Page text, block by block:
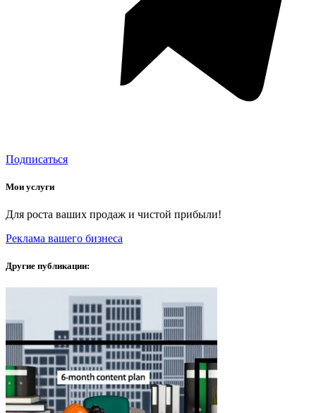
Подписаться
Мои услуги
Для роста ваших продаж и чистой прибыли!
Реклама вашего бизнеса
Другие публикации: